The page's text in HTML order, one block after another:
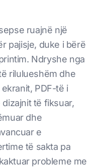
ruajnë një
pajisje, duke i bërë
Ndryshe nga
rilulueshëm dhe
PDF-të i
të fiksuar,
dhe
e
të sakta pa
probleme me